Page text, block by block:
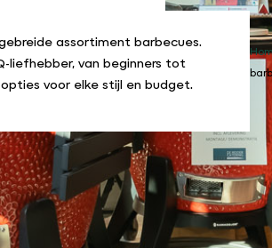
assortiment barbecues.
liefhebber, van beginners tot
voor elke stijl en budget.